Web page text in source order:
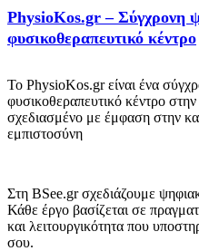
PhysioKos.gr – Σύγχρονη
φυσικοθεραπευτικό κέντρο
Το PhysioKos.gr είναι ένα
φυσικοθεραπευτικό κέντρο
σχεδιασμένο με έμφαση στην
εμπιστοσύνη
Στη BSee.gr σχεδιάζουμε
Κάθε έργο βασίζεται σε
και λειτουργικότητα που
σου.